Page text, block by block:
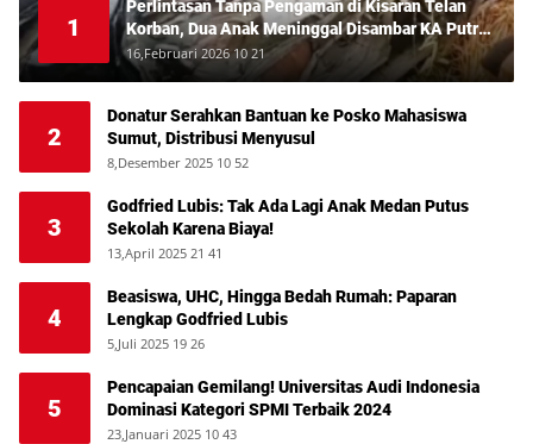
1
Perlintasan Tanpa Pengaman di Kisaran Telan
Korban, Dua Anak Meninggal Disambar KA Putri
Deli
16,Februari 2026 10 21
2
Donatur Serahkan Bantuan ke Posko Mahasiswa
Sumut, Distribusi Menyusul
8,Desember 2025 10 52
3
Godfried Lubis: Tak Ada Lagi Anak Medan Putus
Sekolah Karena Biaya!
13,April 2025 21 41
4
Beasiswa, UHC, Hingga Bedah Rumah: Paparan
Lengkap Godfried Lubis
5,Juli 2025 19 26
5
Pencapaian Gemilang! Universitas Audi Indonesia
Dominasi Kategori SPMI Terbaik 2024
23,Januari 2025 10 43